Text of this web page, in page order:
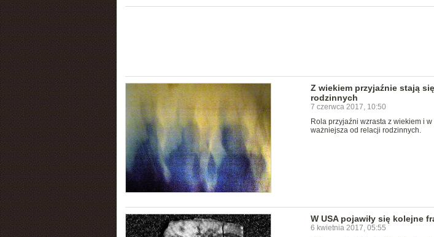
Z wiekiem przyjaźnie stają
rodzinnych
7 czerwca 2017, 10:50
Rola przyjaźni wzrasta z wiekiem i
ważniejsza od relacji rodzinnych.
W USA pojawiły się kolejne
6 kwietnia 2017, 05:55